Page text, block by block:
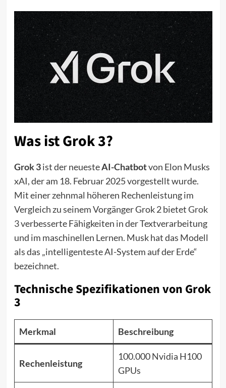
Was ist Grok 3?
Grok 3ist der neuesteAI-Chatbotvon Elon Musks
xAI, der am 18. Februar 2025 vorgestellt wurde.
Mit einer zehnmal höheren Rechenleistung im
Vergleich zu seinem Vorgänger Grok 2 bietetGrok
3verbesserte Fähigkeiten in der Textverarbeitung
und im maschinellen Lernen. Musk hat das Modell
als das „intelligenteste AI-System auf der Erde“
bezeichnet.
Technische Spezifikationen von Grok
3
Merkmal Beschreibung
Rechenleistung
100.000 Nvidia H100
GPUs